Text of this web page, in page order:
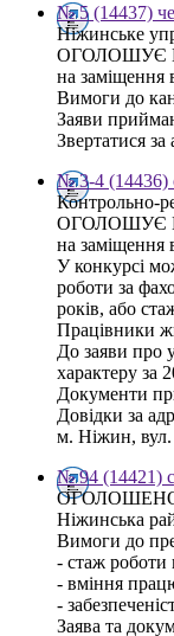
№ 5 (14437)
Ніжинське
ОГОЛОШУЄ
на заміщення
Вимоги до
Заяви
Звертатися
№ 3-4 (14436)
Контрольно-
ОГОЛОШУЄ
на заміщення
У конкурсі
роботи за
років, або
Працівники
До заяви про
характеру за
Документи
Довідки за
м. Ніжин, вул.
№ 94 (14421)
Ніжинська
Вимоги до
- стаж роботи
- вміння
-
Заява та